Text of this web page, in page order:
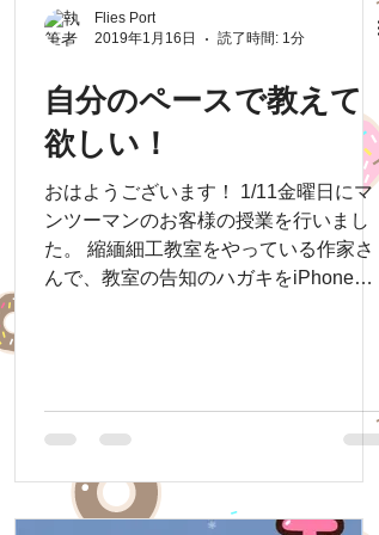
Flies Port
2019年1月16日
読了時間: 1分
自分のペースで教えて
欲しい！
おはようございます！ 1/11金曜日にマ
ンツーマンのお客様の授業を行いまし
た。 縮緬細工教室をやっている作家さ
んで、教室の告知のハガキをiPhoneで